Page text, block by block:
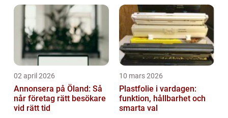
02 april 2026
Annonsera på Öland: Så
når företag rätt besökare
vid rätt tid
10 mars 2026
Plastfolie i vardagen:
funktion, hållbarhet och
smarta val